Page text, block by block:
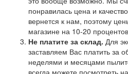
понравилась цена и
вернется к нам, поэтому
магазине на 10-20
Не платите за склад. Для
заставляем Вас платить за
неделями и месяцами